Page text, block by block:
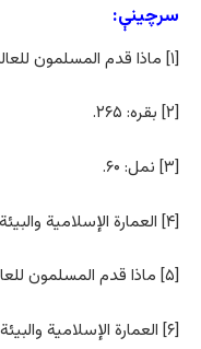
سرچینې:
[۱] ماذا قدم المسلمون للعالم؟ ص: ۶۳۲.
[۲] بقره: ۲۶۵.
[۳] نمل: ۶۰.
[۴] العمارة الإسلامیة والبیئة، ص: ۲۱۴ او وروسته.
[۵] ماذا قدم المسلمون للعالم؟ ص: ۶۳۴.
[۶] العمارة الإسلامیة والبیئة، ص: ۲۱۷.